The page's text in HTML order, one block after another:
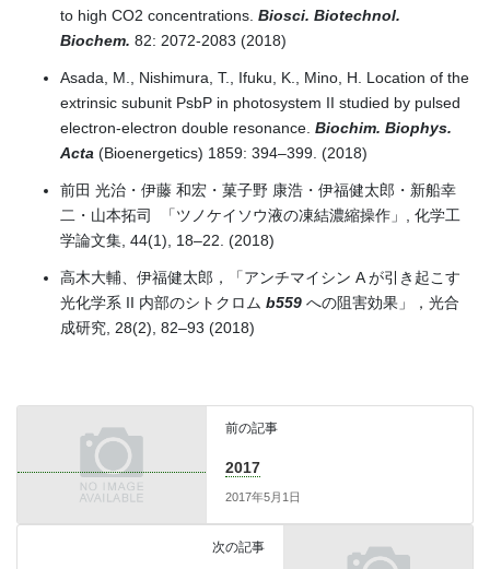
to high CO2 concentrations. Biosci. Biotechnol.
Biochem. 82: 2072-2083 (2018)
Asada, M., Nishimura, T., Ifuku, K., Mino, H. Location of the
extrinsic subunit PsbP in photosystem II studied by pulsed
electron-electron double resonance. Biochim. Biophys.
Acta (Bioenergetics) 1859: 394–399. (2018)
前田 光治・伊藤 和宏・菓子野 康浩・伊福健太郎・新船幸
二・山本拓司 「ツノケイソウ液の凍結濃縮操作」, 化学工
学論文集, 44(1), 18–22. (2018)
高木大輔、伊福健太郎，「アンチマイシン A が引き起こす
光化学系 II 内部のシトクロム b559 への阻害効果」，光合
成研究, 28(2), 82–93 (2018)
前の記事
2017
2017年5月1日
次の記事